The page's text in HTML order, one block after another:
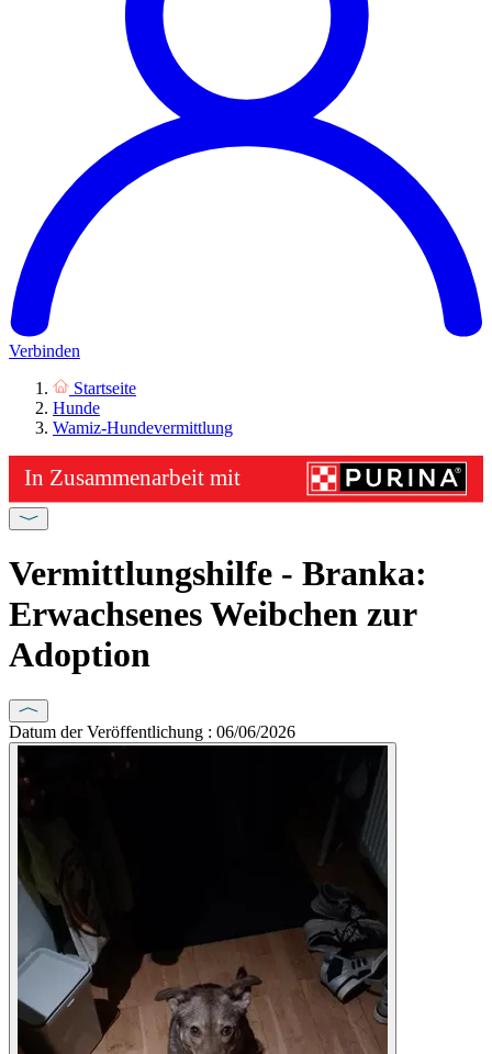
Verbinden
Startseite
Hunde
Wamiz-Hundevermittlung
Vermittlungshilfe - Branka:
Erwachsenes Weibchen zur
Adoption
Datum der Veröffentlichung : 06/06/2026